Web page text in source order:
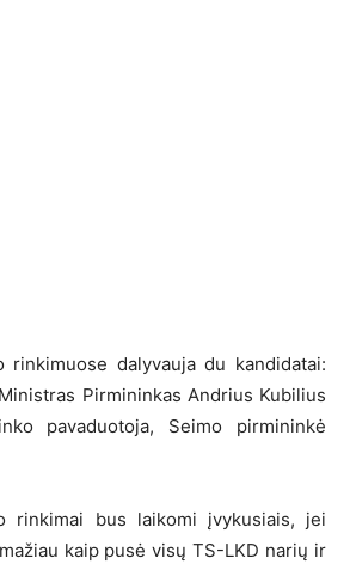
rinkimuose dalyvauja du kandidatai:
Pirmininkas Andrius Kubilius
pavaduotoja, Seimo pirmininkė
rinkimai bus laikomi įvykusiais, jei
kaip pusė visų TS-LKD narių ir